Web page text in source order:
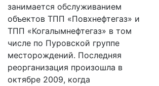
занимается обслуживанием
объектов ТПП «Повхнефтегаз» и
ТПП «Когалымнефтегаз» в том
числе по Пуровской группе
месторождений. Последняя
реорганизация произошла в
октябре 2009, когда